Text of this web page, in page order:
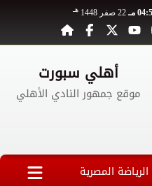
مـ 22 صفر 1448 هـ
أهلي سبورت
موقع جمهور النادي الأهلي
الرياضة المصرية